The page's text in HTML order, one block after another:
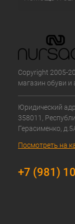
Copyright 2005-
магазин обуви и
Юридический
358011,
Герасименко,
Посмотреть на
+7 (981)